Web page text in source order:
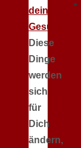
deine
Gesundheit
Diese
Dinge
werden
sich
für
Dich
ändern,